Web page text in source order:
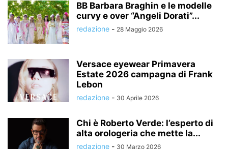
BB Barbara Braghin e le modelle
curvy e over “Angeli Dorati”...
redazione - 28 Maggio 2026
Versace eyewear Primavera
Estate 2026 campagna di Frank
Lebon
redazione - 30 Aprile 2026
Chi è Roberto Verde: l’esperto di
alta orologeria che mette la...
redazione - 30 Marzo 2026